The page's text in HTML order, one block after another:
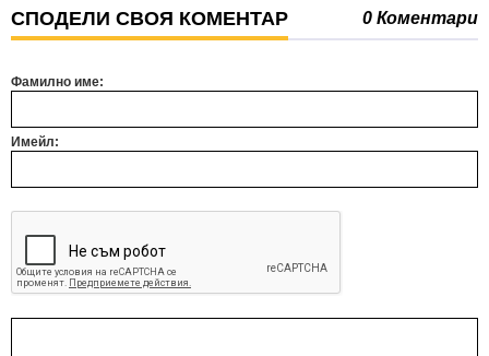
СПОДЕЛИ СВОЯ КОМЕНТАР 0 Коментари
Фамилно име:
Имейл: